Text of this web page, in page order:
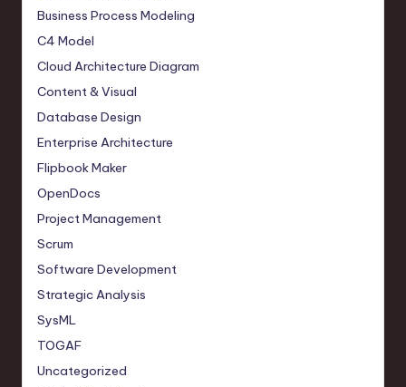
Business Process Modeling
C4 Model
Cloud Architecture Diagram
Content & Visual
Database Design
Enterprise Architecture
Flipbook Maker
OpenDocs
Project Management
Scrum
Software Development
Strategic Analysis
SysML
TOGAF
Uncategorized